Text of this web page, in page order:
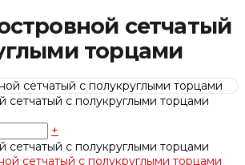
сетчатый
торцами
сетчатый с полукруглыми торцами
+
сетчатый с полукруглыми торцами